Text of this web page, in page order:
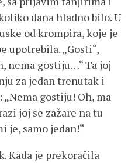
dana hladno bilo. U
od krompira, koje je
upotrebila. „Gosti“,
nema gostiju…“ Ta joj
za jedan trenutak i
gostiju! Oh, ma
joj se zažare na tu
je, samo jedan!“
Kada je prekoračila